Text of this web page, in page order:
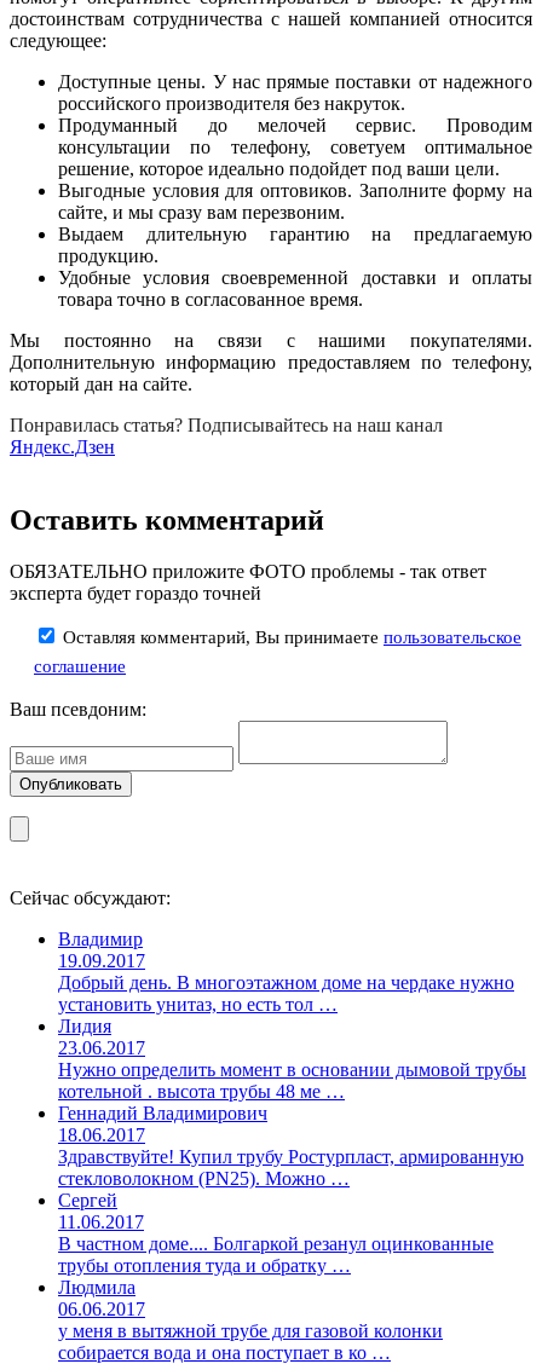
достоинствам сотрудничества с нашей компанией относится
следующее:
Доступные цены. У нас прямые поставки от надежного
российского производителя без накруток.
Продуманный до мелочей сервис. Проводим
консультации по телефону, советуем оптимальное
решение, которое идеально подойдет под ваши цели.
Выгодные условия для оптовиков. Заполните форму на
сайте, и мы сразу вам перезвоним.
Выдаем длительную гарантию на предлагаемую
продукцию.
Удобные условия своевременной доставки и оплаты
товара точно в согласованное время.
Мы постоянно на связи с нашими покупателями.
Дополнительную информацию предоставляем по телефону,
который дан на сайте.
Понравилась статья? Подписывайтесь на наш канал
Яндекс.Дзен
Оставить комментарий
ОБЯЗАТЕЛЬНО приложите ФОТО проблемы - так ответ
эксперта будет гораздо точней
Оставляя комментарий, Вы принимаете пользовательское
соглашение
Ваш псевдоним:
Сейчас обсуждают:
Владимир
19.09.2017
Добрый день. В многоэтажном доме на чердаке нужно
установить унитаз, но есть тол …
Лидия
23.06.2017
Нужно определить момент в основании дымовой трубы
котельной . высота трубы 48 ме …
Геннадий Владимирович
18.06.2017
Здравствуйте! Купил трубу Ростурпласт, армированную
стекловолокном (PN25). Можно …
Сергей
11.06.2017
В частном доме.... Болгаркой резанул оцинкованные
трубы отопления туда и обратку …
Людмила
06.06.2017
у меня в вытяжной трубе для газовой колонки
собирается вода и она поступает в ко …